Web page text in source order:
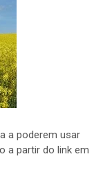
a poderem usar
a partir do link em